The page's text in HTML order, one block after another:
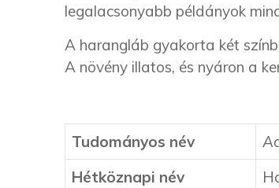
legalacsonyabb példányok
A harangláb gyakorta két
A növény illatos, és nyáron a
Tudományos név
Hétköznapi név